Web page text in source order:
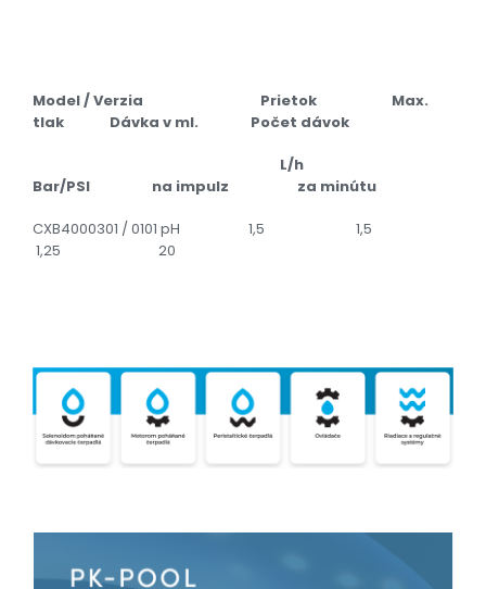
Model / Verzia Prietok Max.
tlak Dávka v ml. Počet dávok
L/h
Bar/PSI na impulz za minútu
CXB4000301 / 0101 pH 1,5 1,5
1,25 20